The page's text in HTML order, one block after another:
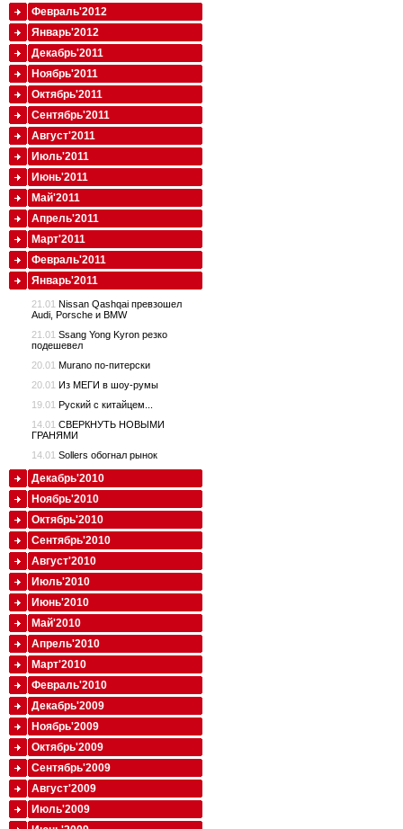
Февраль'2012
Январь'2012
Декабрь'2011
Ноябрь'2011
Октябрь'2011
Сентябрь'2011
Август'2011
Июль'2011
Июнь'2011
Май'2011
Апрель'2011
Март'2011
Февраль'2011
Январь'2011
21.01 Nissan Qashqai превзошел
Audi, Porsche и BMW
21.01 Ssang Yong Kyron резко
подешевел
20.01 Murano по-питерски
20.01 Из МЕГИ в шоу-румы
19.01 Руский с китайцем...
14.01 СВЕРКНУТЬ НОВЫМИ
ГРАНЯМИ
14.01 Sollers обогнал рынок
Декабрь'2010
Ноябрь'2010
Октябрь'2010
Сентябрь'2010
Август'2010
Июль'2010
Июнь'2010
Май'2010
Апрель'2010
Март'2010
Февраль'2010
Декабрь'2009
Ноябрь'2009
Октябрь'2009
Сентябрь'2009
Август'2009
Июль'2009